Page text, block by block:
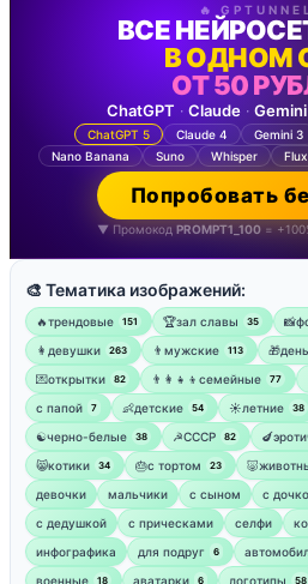
🔥
ВСЕ
В ОДНОМ
ОТ 50
ChatGPT · Claude · Gemini
ChatGPT 5 Claude 4 Gemini 3
Nano Banana
Suno Whisper Flux
Попробовать
▼ Промокод PROMPT1_100 =
🎨 Тематика изображений:
🔥трендовые 151 🏆зал славы 35
👩девушки 263 👨мужские 113
💌открытки 82 👨‍👩‍👧‍👦семейные 77
‍с папой 7 👶детские 54 ☀️летние 38
☯︎черно-белые 38 ☭СССР 82
😸котики 34 🎂с тортом 23
девочки
мальчики с сыном с
с дедушкой
с прическами селфи
инфографика
для подруг 6
военные 18 аватарки 6 логотипы 58